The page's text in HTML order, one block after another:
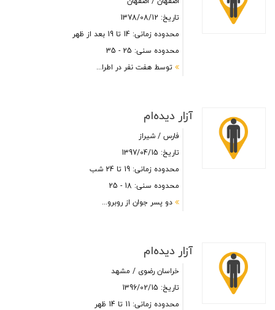
تاریخ: 1378/08/12
محدوده زمانی: 14 تا 19 بعد از ظهر
محدوده سنی: 25 - 35
توسط هفت نفر در اطرا...
آزار دیده‌ام
فارس / شیراز
تاریخ: 1397/04/15
محدوده زمانی: 19 تا 24 شب
محدوده سنی: 18 - 25
دو پسر جوان از روبرو...
آزار دیده‌ام
خراسان رضوی / مشهد
تاریخ: 1396/02/15
محدوده زمانی: 11 تا 14 ظهر